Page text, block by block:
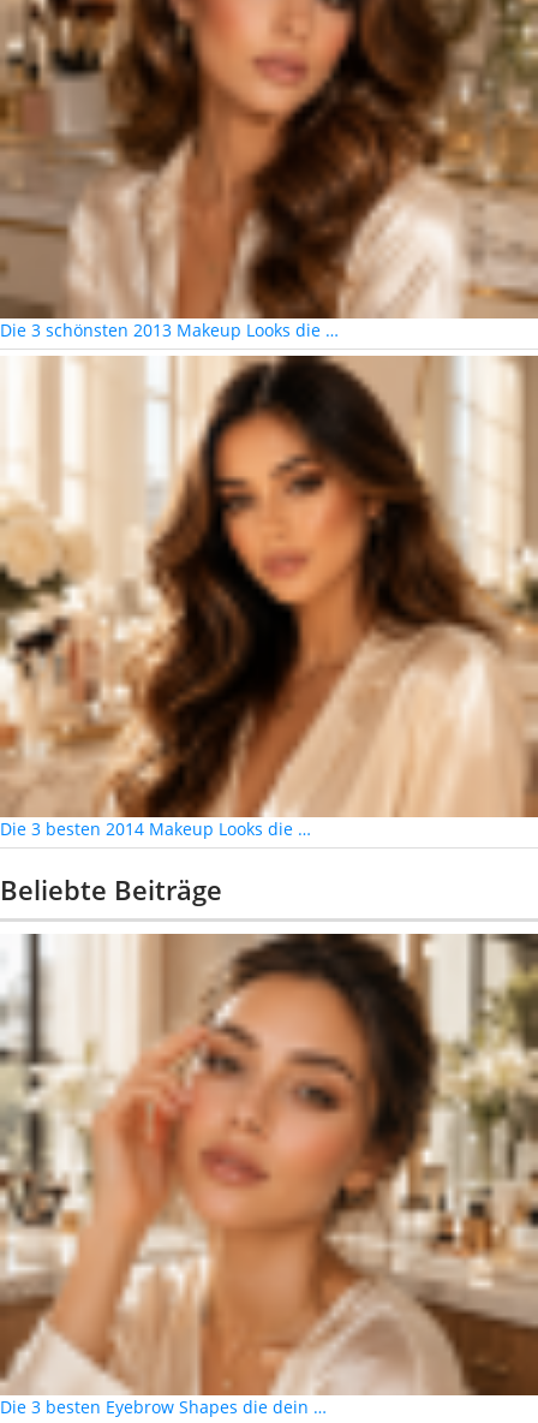
Die 3 schönsten 2013 Makeup Looks die …
Die 3 besten 2014 Makeup Looks die …
Beliebte Beiträge
Die 3 besten Eyebrow Shapes die dein …